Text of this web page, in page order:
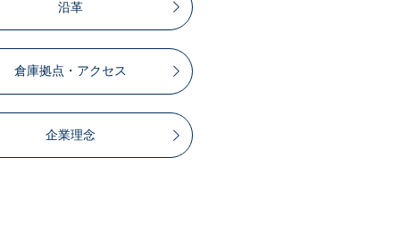
沿革
倉庫拠点・アクセス
企業理念